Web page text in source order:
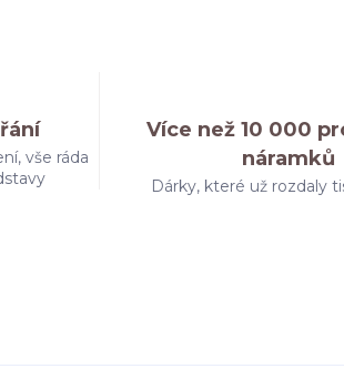
vše ráda
Více než 10 000
náramků
Dárky, které už rozdaly